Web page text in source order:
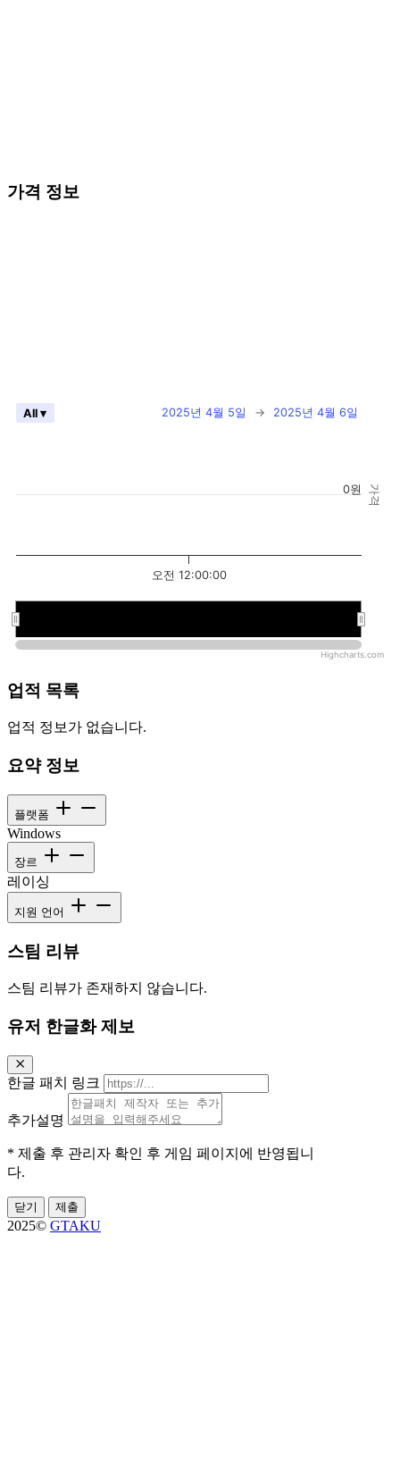
가격 정보
가격
2025년 4월 5일 → 2025년 4월 6일
All ▾
오전 12:00:00
0원
Highcharts.com
업적 목록
업적 정보가 없습니다.
요약 정보
플랫폼
Windows
장르
레이싱
지원 언어
스팀 리뷰
스팀 리뷰가 존재하지 않습니다.
유저 한글화 제보
한글 패치 링크
추가설명
* 제출 후 관리자 확인 후 게임 페이지에 반영됩니
다.
닫기 제출
2025© GTAKU